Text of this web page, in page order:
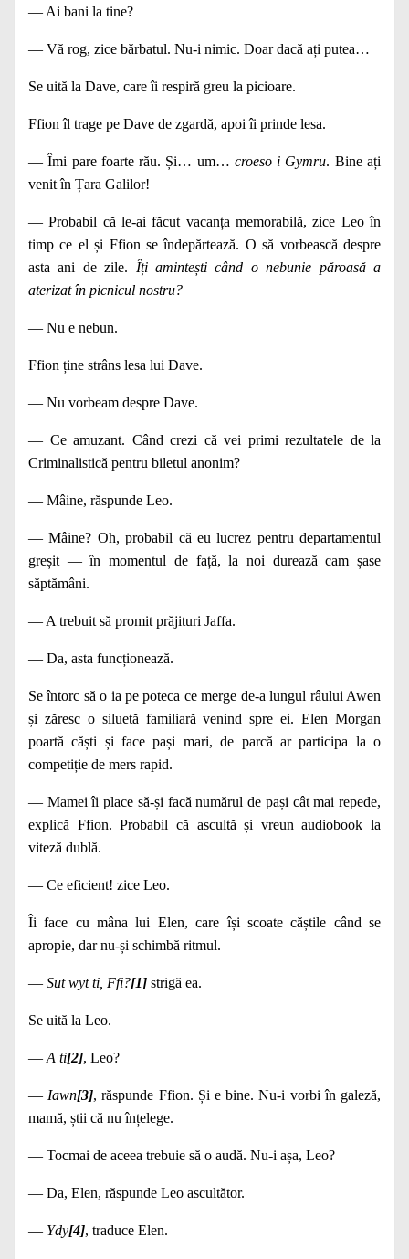
— Ai bani la tine?
— Vă rog, zice bărbatul. Nu‑i nimic. Doar dacă ați putea…
Se uită la Dave, care îi respiră greu la picioare.
Ffion îl trage pe Dave de zgardă, apoi îi prinde lesa.
— Îmi pare foarte rău. Și… um… croeso i Gymru. Bine ați
venit în Țara Galilor!
— Probabil că le‑ai făcut vacanța memorabilă, zice Leo în
timp ce el și Ffion se îndepărtează. O să vorbească des­pre
asta ani de zile. Îți amintești când o nebunie păroasă a
aterizat în picnicul nostru?
— Nu e nebun.
Ffion ține strâns lesa lui Dave.
— Nu vorbeam despre Dave.
— Ce amuzant. Când crezi că vei primi rezultatele de la
Criminalistică pentru biletul anonim?
— Mâine, răspunde Leo.
— Mâine? Oh, probabil că eu lucrez pentru departa­mentul
greșit — în momentul de față, la noi durează cam șase
săptămâni.
— A trebuit să promit prăjituri Jaffa.
— Da, asta funcționează.
Se întorc să o ia pe poteca ce merge de‑a lungul râu­lui Awen
și zăresc o siluetă familiară venind spre ei. Elen Morgan
poartă căști și face pași mari, de parcă ar participa la o
competiție de mers rapid.
— Mamei îi place să-și facă numărul de pași cât mai repede,
explică Ffion. Probabil că ascultă și vreun audiobook la
viteză dublă.
— Ce eficient! zice Leo.
Îi face cu mâna lui Elen, care își scoate căștile când se
apropie, dar nu‑și schimbă ritmul.
— Sut wyt ti, Ffi?[1] strigă ea.
Se uită la Leo.
— A ti[2], Leo?
— Iawn[3], răspunde Ffion. Și e bine. Nu‑i vorbi în galeză,
mamă, știi că nu înțelege.
— Tocmai de aceea trebuie să o audă. Nu‑i așa, Leo?
— Da, Elen, răspunde Leo ascultător.
— Ydy[4], traduce Elen.